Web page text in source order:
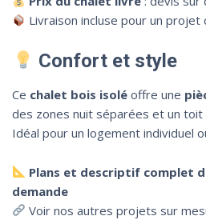
Livraison incluse pour un projet
Confort et style
Ce chalet bois isolé offre une
des zones nuit séparées et un
Idéal pour un logement individuel
Plans et descriptif complet
demande
Voir nos autres projets sur